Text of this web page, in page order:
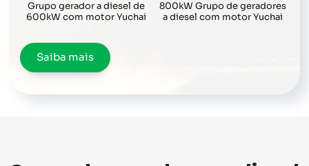
Grupo gerador a diesel de
600kW com motor Yuchai
800kW Grupo de geradores
a diesel com motor Yuchai
Saiba mais